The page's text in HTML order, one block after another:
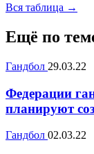
Вся таблица →
Ещё по
Гандбол 29.03.22
Федерации
планируют
Гандбол 02.03.22